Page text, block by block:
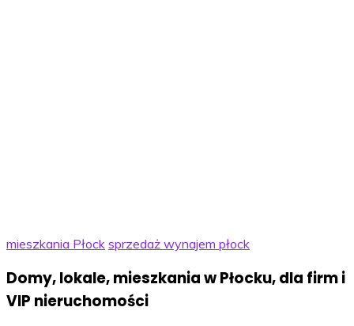
mieszkania Płock sprzedaż wynajem płock
Domy, lokale, mieszkania w Płocku, dla firm i
VIP nieruchomości